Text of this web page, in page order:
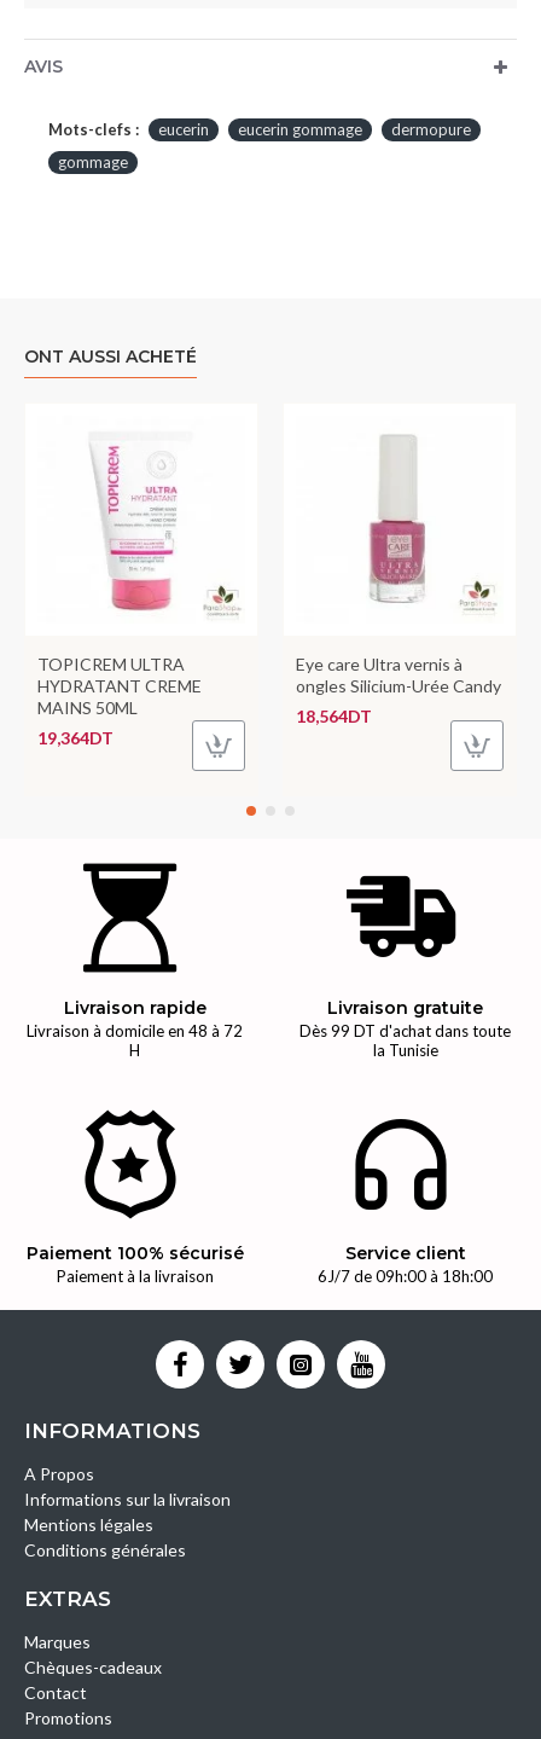
AVIS
Mots-clefs : eucerin eucerin gommage
dermopure
gommage
ONT AUSSI ACHETÉ
TOPICREM ULTRA
HYDRATANT CREME
MAINS 50ML
19,364DT
Eye care Ultra vernis à
ongles Silicium-Urée Candy
18,564DT
Livraison rapide
Livraison à domicile en 48 à 72
H
Livraison gratuite
Dès 99 DT d'achat dans toute
la Tunisie
Paiement 100% sécurisé
Paiement à la livraison
Service client
6J/7 de 09h:00 à 18h:00
INFORMATIONS
A Propos
Informations sur la livraison
Mentions légales
Conditions générales
EXTRAS
Marques
Chèques-cadeaux
Contact
Promotions